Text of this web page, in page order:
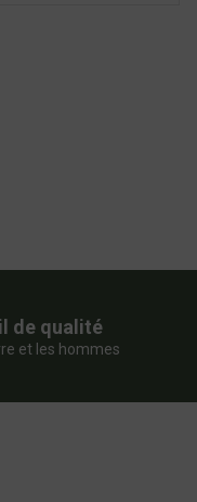
de qualité
et les hommes